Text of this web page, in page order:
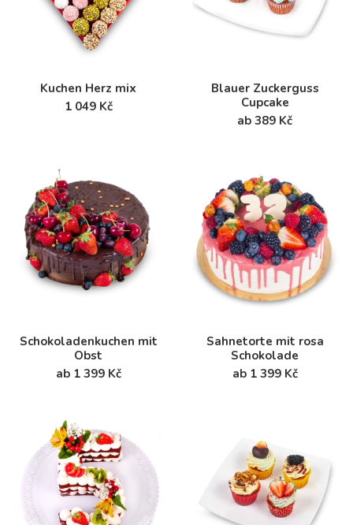
Kuchen Herz mix
1 049 Kč
Blauer Zuckerguss
Cupcake
ab 389 Kč
Schokoladenkuchen mit
Obst
ab 1 399 Kč
Sahnetorte mit rosa
Schokolade
ab 1 399 Kč